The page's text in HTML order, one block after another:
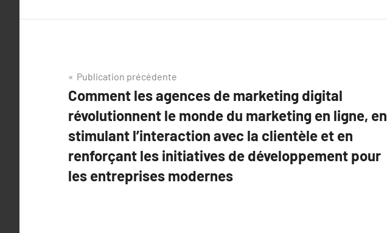
Navigation
de
l’article
Publication précédente
Comment les agences de marketing digital
révolutionnent le monde du marketing en ligne, en
stimulant l’interaction avec la clientèle et en
renforçant les initiatives de développement pour
les entreprises modernes